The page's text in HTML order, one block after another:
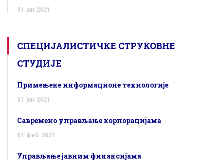
31 јан 2021
СПЕЦИЈАЛИСТИЧКЕ СТРУКОВНЕ
СТУДИЈЕ
Примењене информационе технологије
31 јан 2021
Савремено управљање корпорацијама
01 феб 2021
Управљање јавним финансијама